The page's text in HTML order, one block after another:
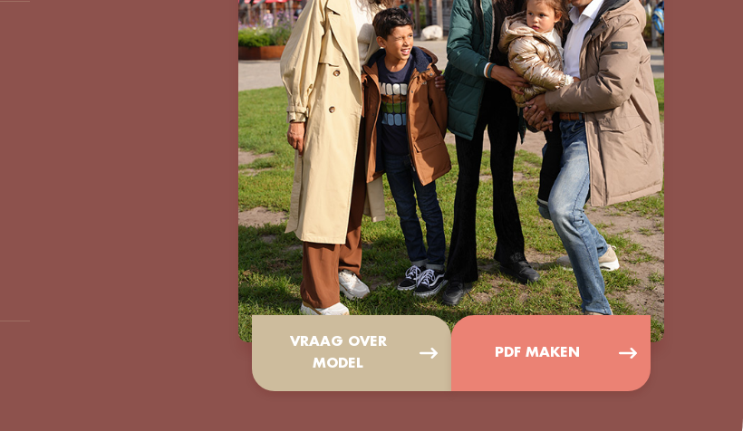
VRAAG OVER
MODEL
PDF MAKEN